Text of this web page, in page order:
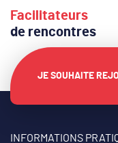
Facilitateurs
de rencontres
JE SOUHAITE
INFORMATIONS